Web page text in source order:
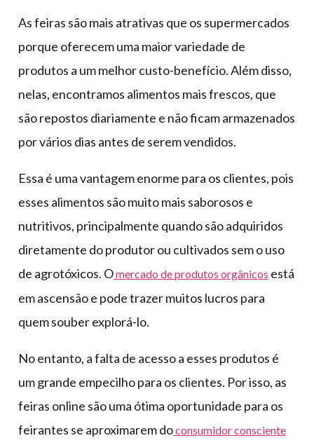
As feiras são mais atrativas que os supermercados
porque oferecem uma maior variedade de
produtos a um melhor custo-benefício. Além disso,
nelas, encontramos alimentos mais frescos, que
são repostos diariamente e não ficam armazenados
por vários dias antes de serem vendidos.
Essa é uma vantagem enorme para os clientes, pois
esses alimentos são muito mais saborosos e
nutritivos, principalmente quando são adquiridos
diretamente do produtor ou cultivados sem o uso
de agrotóxicos. Omercado de produtos orgânicos está
em ascensão e pode trazer muitos lucros para
quem souber explorá-lo.
No entanto, a falta de acesso a esses produtos é
um grande empecilho para os clientes. Por isso, as
feiras online são uma ótima oportunidade para os
feirantes se aproximarem doconsumidor consciente